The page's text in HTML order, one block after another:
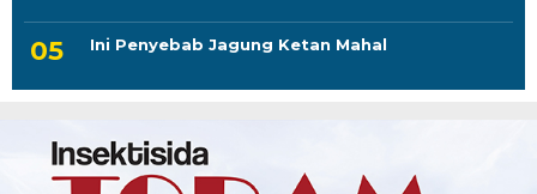
Ini Penyebab Jagung Ketan Mahal